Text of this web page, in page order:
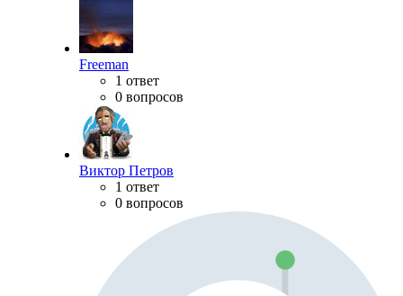
Freeman
1 ответ
0 вопросов
Виктор Петров
1 ответ
0 вопросов